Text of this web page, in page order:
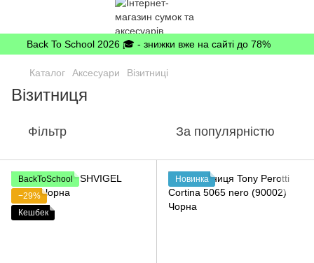
Back To School 2026 🎓 - знижки вже на сайті до 78%
Каталог Аксесуари Візитниці
Візитниця
Фільтр За популярністю
BackToSchool
−29%
Кешбек
Новинка